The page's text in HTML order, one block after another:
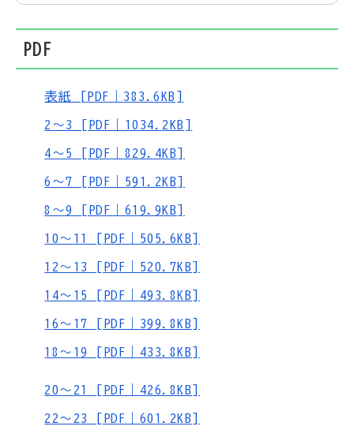
PDF
表紙 [PDF｜383.6KB]
2～3 [PDF｜1034.2KB]
4～5 [PDF｜829.4KB]
6～7 [PDF｜591.2KB]
8～9 [PDF｜619.9KB]
10～11 [PDF｜505.6KB]
12～13 [PDF｜520.7KB]
14～15 [PDF｜493.8KB]
16～17 [PDF｜399.8KB]
18～19 [PDF｜433.8KB]
20～21 [PDF｜426.8KB]
22～23 [PDF｜601.2KB]